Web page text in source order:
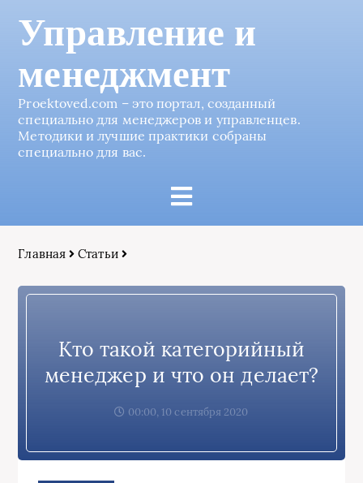
Управление и
менеджмент
Proektoved.com – это портал, созданный
специально для менеджеров и управленцев.
Методики и лучшие практики собраны
специально для вас.
Главная Статьи
Кто такой категорийный
менеджер и что он делает?
00:00, 10 сентября 2020